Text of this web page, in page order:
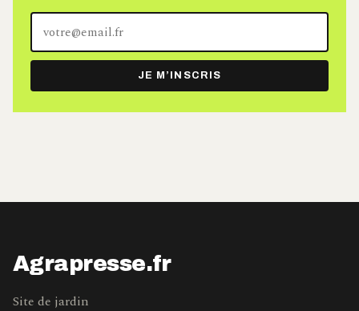
Votre
adresse
e-
mail
JE M’INSCRIS
Agrapresse.fr
Site de jardin